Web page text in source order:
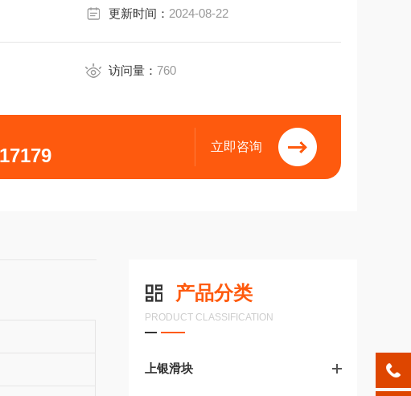
更新时间： 2024-08-22
访问量： 760
立即咨询
产品分类
PRODUCT CLASSIFICATION
上银滑块